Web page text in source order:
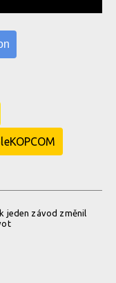
jeden závod změnil